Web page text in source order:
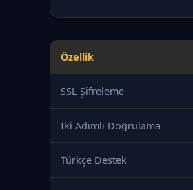
Özellik
SSL Şifreleme
İki Adımlı Doğrulama
Türkçe Destek